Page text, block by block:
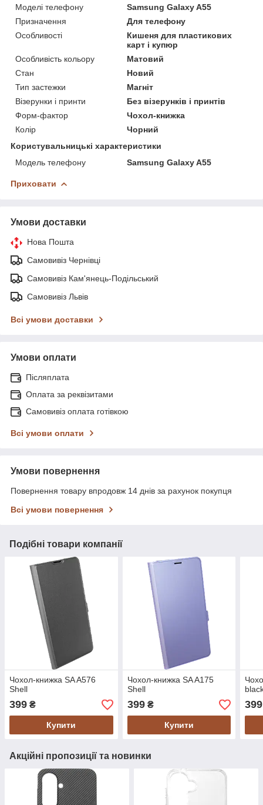
Моделі телефону
Samsung Galaxy A55
Призначення
Для телефону
Особливості
Кишеня для пластикових
карт і купюр
Особливість кольору
Матовий
Стан
Новий
Тип застежки
Магніт
Візерунки і принти
Без візерунків і принтів
Форм-фактор
Чохол-книжка
Колір
Чорний
Користувальницькі характеристики
Модель телефону
Samsung Galaxy A55
Приховати
Умови доставки
Нова Пошта
Самовивіз Чернівці
Самовивіз Кам'янець-Подільський
Самовивіз Львів
Всі умови доставки
Умови оплати
Післяплата
Оплата за реквізитами
Самовивіз оплата готівкою
Всі умови оплати
Умови повернення
Повернення товару впродовж 14 днів за рахунок покупця
Всі умови повернення
Подібні товари компанії
Чохол-книжка SA A576
Shell
399 ₴
Купити
Чохол-книжка SA A175
Shell
399₴
Купити
399
Акційні пропозиції та новинки